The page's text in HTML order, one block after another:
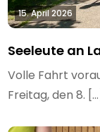
15. April 2026
Seeleute an
Volle Fahrt
Freitag, den 8.